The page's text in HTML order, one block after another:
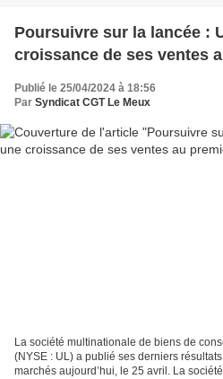
Poursuivre sur la lancée :
croissance de ses ventes
Publié le 25/04/2024 à 18:56
Par Syndicat CGT Le Meux
La société multinationale de biens de
(NYSE : UL) a publié ses derniers
marchés aujourd’hui, le 25 avril. La